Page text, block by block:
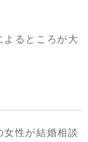
よるところが大
女性が結婚相談